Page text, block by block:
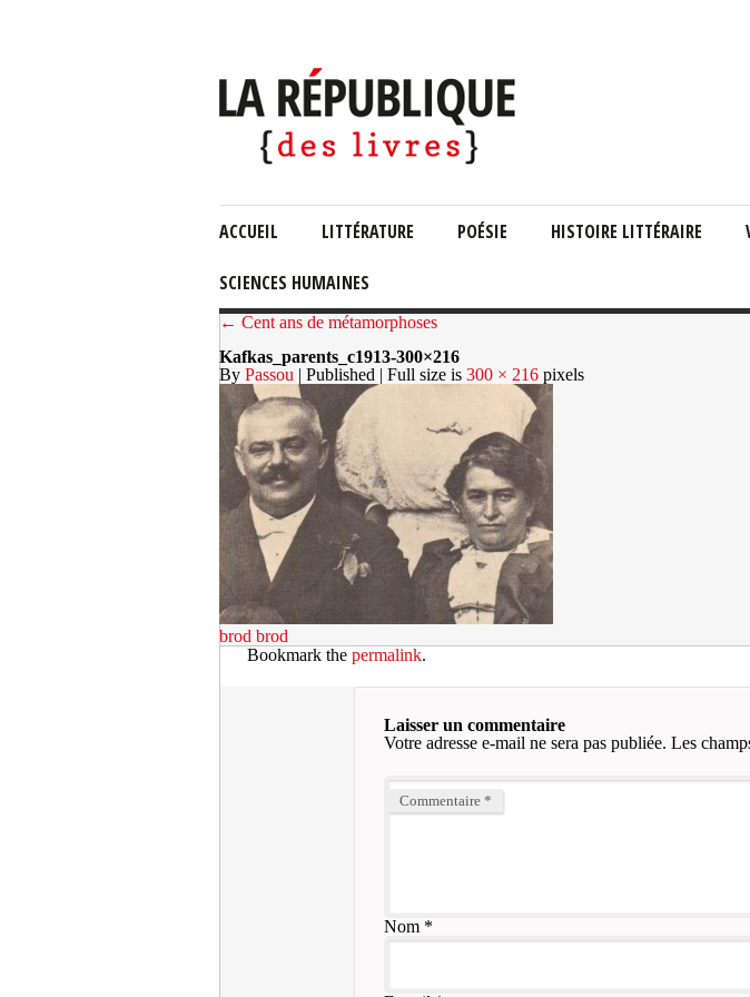
ACCUEIL LITTÉRATURE POÉSIE HISTOIRE LITTÉRAIRE
SCIENCES HUMAINES
← Cent ans de métamorphoses
Kafkas_parents_c1913-300×216
By Passou | Published | Full size is 300 × 216 pixels
brod brod
Bookmark the permalink.
Laisser un commentaire
Votre adresse e-mail ne sera pas publiée. Les
Commentaire *
Nom*